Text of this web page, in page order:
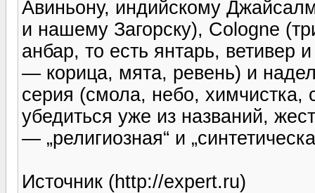
Авиньону, индийскому
и нашему Загорску), Cologne
анбар, то есть янтарь, ветивер
— корица, мята, ревень) и
серия (смола, небо, химчистка,
убедиться уже из названий,
— „религиозная“ и
Источник (http://expert.ru)